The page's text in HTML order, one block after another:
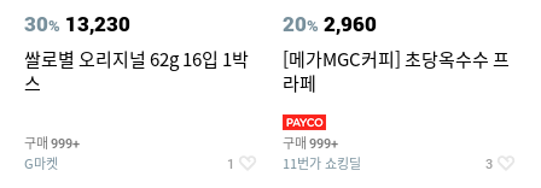
30% 13,230
쌀로별 오리지널 62g 16입 1박
스
구매 999+
G마켓 1
20% 2,960
[메가MGC커피] 초당옥수수 프
라페
구매 999+
11번가 쇼킹딜 3